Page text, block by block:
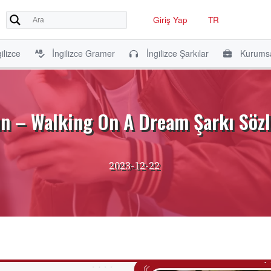
Giriş Yap TR
İngilizce Gramer İngilizce Şarkılar
– Walking On A Dream Şarkı
2023-12-22